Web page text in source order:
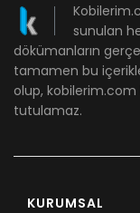
sunulan
dökümanların
tamamen bu
olup,
tutulamaz.
KURUMSAL